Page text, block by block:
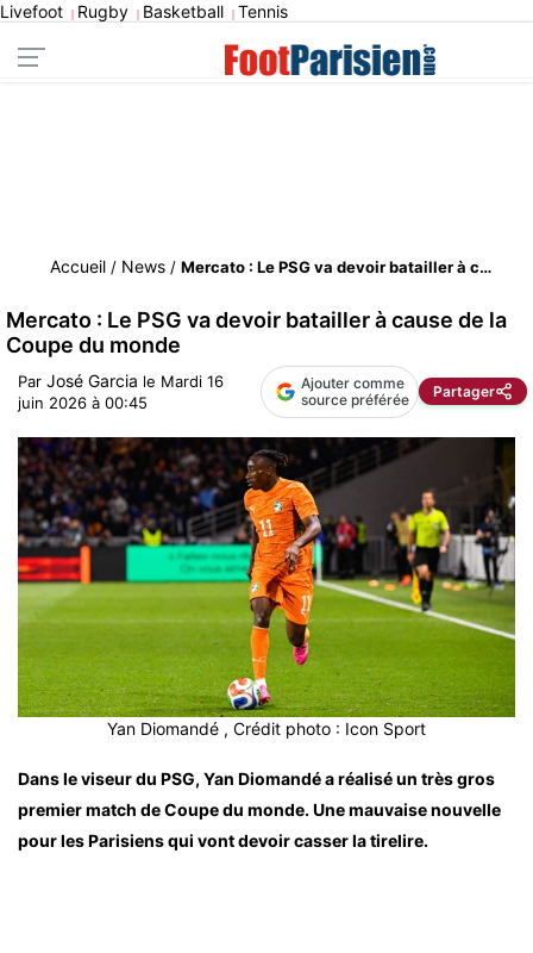
Livefoot | Rugby | Basketball | Tennis
Accueil / News / Mercato : Le PSG va devoir batailler à cause de la Coupe du monde
Mercato : Le PSG va devoir batailler à cause de la
Coupe du monde
Par José Garcia le Mardi 16
juin 2026 à 00:45
Ajouter comme
source préférée
Partager
Yan Diomandé , Crédit photo : Icon Sport
Dans le viseur du PSG, Yan Diomandé a réalisé un très gros
premier match de Coupe du monde. Une mauvaise nouvelle
pour les Parisiens qui vont devoir casser la tirelire.